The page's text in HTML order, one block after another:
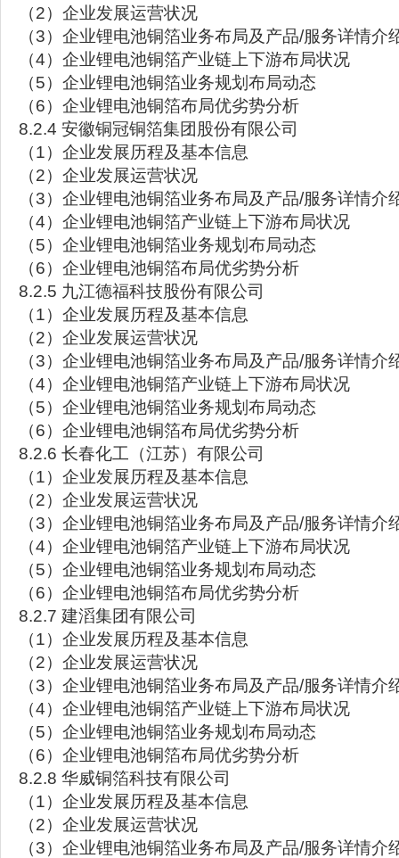
（2）企业发展运营状况
（3）企业锂电池铜箔业务布局及产品/服务详情介
（4）企业锂电池铜箔产业链上下游布局状况
（5）企业锂电池铜箔业务规划布局动态
（6）企业锂电池铜箔布局优劣势分析
8.2.4 安徽铜冠铜箔集团股份有限公司
（1）企业发展历程及基本信息
（2）企业发展运营状况
（3）企业锂电池铜箔业务布局及产品/服务详情介
（4）企业锂电池铜箔产业链上下游布局状况
（5）企业锂电池铜箔业务规划布局动态
（6）企业锂电池铜箔布局优劣势分析
8.2.5 九江德福科技股份有限公司
（1）企业发展历程及基本信息
（2）企业发展运营状况
（3）企业锂电池铜箔业务布局及产品/服务详情介
（4）企业锂电池铜箔产业链上下游布局状况
（5）企业锂电池铜箔业务规划布局动态
（6）企业锂电池铜箔布局优劣势分析
8.2.6 长春化工（江苏）有限公司
（1）企业发展历程及基本信息
（2）企业发展运营状况
（3）企业锂电池铜箔业务布局及产品/服务详情介
（4）企业锂电池铜箔产业链上下游布局状况
（5）企业锂电池铜箔业务规划布局动态
（6）企业锂电池铜箔布局优劣势分析
8.2.7 建滔集团有限公司
（1）企业发展历程及基本信息
（2）企业发展运营状况
（3）企业锂电池铜箔业务布局及产品/服务详情介
（4）企业锂电池铜箔产业链上下游布局状况
（5）企业锂电池铜箔业务规划布局动态
（6）企业锂电池铜箔布局优劣势分析
8.2.8 华威铜箔科技有限公司
（1）企业发展历程及基本信息
（2）企业发展运营状况
（3）企业锂电池铜箔业务布局及产品/服务详情介